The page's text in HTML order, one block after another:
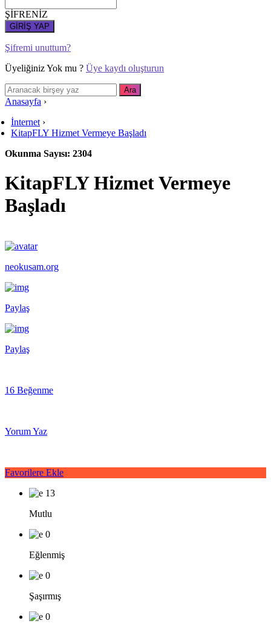
ŞİFRENİZ
GİRİŞ YAP
Şifremi unuttum?
Üyeliğiniz Yok mu ? Üye kaydı oluşturun
Anasayfa ›
İnternet ›
KitapFLY Hizmet Vermeye Başladı
Okunma Sayısı: 2304
KitapFLY Hizmet Vermeye
Başladı
neokusam.org
Paylaş
Paylaş
16 Beğenme
Yorum Yaz
Favorilere Ekle
13
Mutlu
0
Eğlenmiş
0
Şaşırmış
0